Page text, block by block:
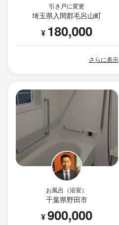
引き戸に変更
埼玉県入間郡毛呂山町
¥ 180,000
さらに表示
お風呂（浴室）
千葉県野田市
¥900,000